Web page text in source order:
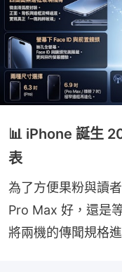
📊 iPhone 誕生
表
為了方便果粉與讀
Pro Max 好，還是
將兩機的傳聞規格